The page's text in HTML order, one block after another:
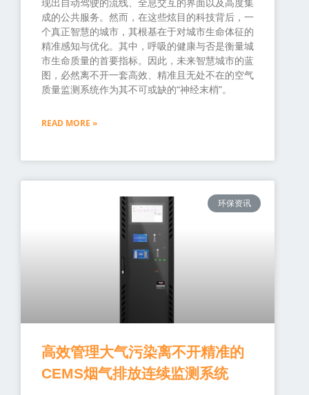
成的公共服务。然而，在这些炫目的科技背后，一
个真正智慧的城市，其根基在于对城市生命体征的
精准感知与优化。其中，呼吸的健康与否是衡量城
市生命质量的首要指标。因此，未来智慧城市的蓝
图，必然离不开一套高效、精准且无处不在的空气
质量监测系统作为其不可或缺的“神经末梢”。
READ MORE »
环保资讯
高效管理大气污染离不开精准的
CEMS烟气排放连续监测系统